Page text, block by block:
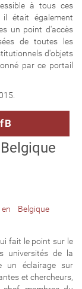
à tous ces
était également
un point d'accès
de toutes les
d'objets
par ce portail
Belgique
fait le point sur le
universités de la
un éclairage sur
et chercheurs,